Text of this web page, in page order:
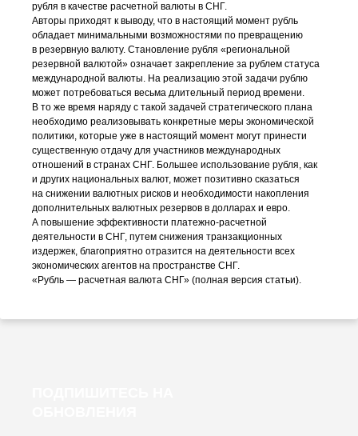
рубля в качестве расчетной валюты в СНГ.
Авторы приходят к выводу, что в настоящий момент рубль
обладает минимальными возможностями по превращению
в резервную валюту. Становление рубля «региональной
резервной валютой» означает закрепление за рублем статуса
международной валюты. На реализацию этой задачи рублю
может потребоваться весьма длительный период времени.
В то же время наряду с такой задачей стратегического плана
необходимо реализовывать конкретные меры экономической
политики, которые уже в настоящий момент могут принести
существенную отдачу для участников международных
отношений в странах СНГ. Большее использование рубля, как
и других национальных валют, может позитивно сказаться
на снижении валютных рисков и необходимости накопления
дополнительных валютных резервов в долларах и евро.
А повышение эффективности платежно-расчетной
деятельности в СНГ, путем снижения транзакционных
издержек, благоприятно отразится на деятельности всех
экономических агентов на пространстве СНГ.
«Рубль — расчетная валюта СНГ» (полная версия статьи).